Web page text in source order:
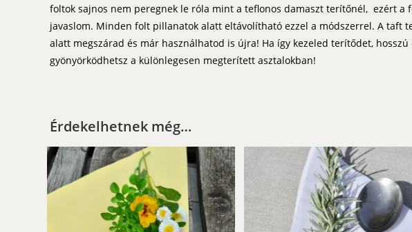
foltok sajnos nem peregnek le róla mint a teflonos damaszt terítőnél, ezért a
javaslom. Minden folt pillanatok alatt eltávolítható ezzel a módszerrel. A taft
alatt megszárad és már használhatod is újra! Ha így kezeled terítődet,
gyönyörködhetsz a különlegesen megterített asztalokban!
Érdekelhetnek még…